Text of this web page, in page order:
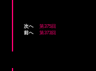
次へ
第375回
前へ
第373回